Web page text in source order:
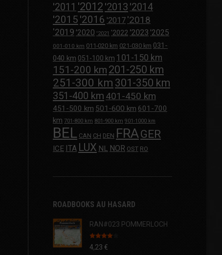
'2011 '2012 '2013 '2014
'2015 '2016 '2017 '2018
'2019 '2020 '2021 '2022 '2023 '2025
001-010 km 011-020 km 021-030 km 031-
040 km 051-100 km 101-150 km
151-200 km 201-250 km
251-300 km 301-350 km
351-400 km 401-450 km
451-500 km 501-600 km 601-700
km 701-800 km 801-900 km 901-1000 km
BEL CAN CH DEN FRAGER
ICE ITA LUX NL NOR OST RO
ROADBOOKS AU HASARD
RAN#023 POMMERLOCH
Note4.00
sur 5
4,23 €